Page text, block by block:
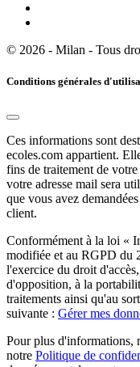
© 2026 - Milan - Tous
Conditions générales
Ces informations sont
ecoles.com appartient.
fins de traitement de
votre adresse mail sera
que vous avez
client.
Conformément à la loi «
modifiée et au RGPD du
l'exercice du droit
d'opposition, à la
traitements ainsi qu'au
suivante : Gérer mes
Pour plus d'informations,
notre Politique de